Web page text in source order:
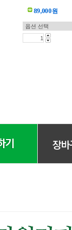
89,000원